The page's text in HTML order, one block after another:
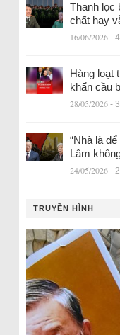
Thanh lọc
chất hay
16/06/2026 -
Hàng loạt
khẩn cầu
28/05/2026 -
“Nhà là
Lâm
24/05/2026 -
TRUYỀN HÌNH